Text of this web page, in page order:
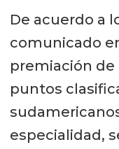
De acuerdo a
comunicado
premiación
puntos
especialidad,